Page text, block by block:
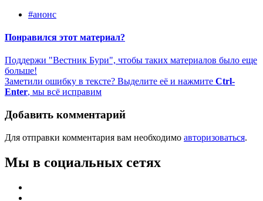
#анонс
Понравился этот материал?
Поддержи "Вестник Бури", чтобы таких материалов было еще
больше!
Заметили ошибку в тексте? Выделите её и нажмите Ctrl-
Enter, мы всё исправим
Добавить комментарий
Для отправки комментария вам необходимо авторизоваться.
Мы в социальных сетях